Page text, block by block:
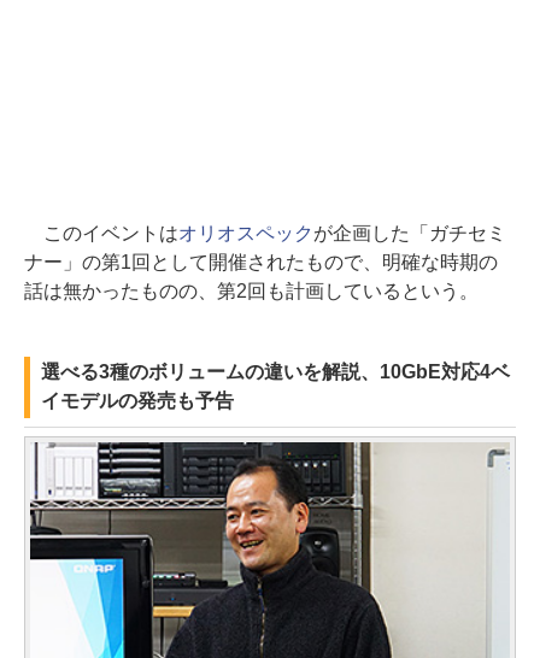
このイベントはオリオスペック が企画した「ガチセミ
ナー」の第1回として開催されたもので、明確な時期の
話は無かったものの、第2回も計画しているという。
選べる3種のボリュームの違いを解説、10GbE対応4ベ
イモデルの発売も予告